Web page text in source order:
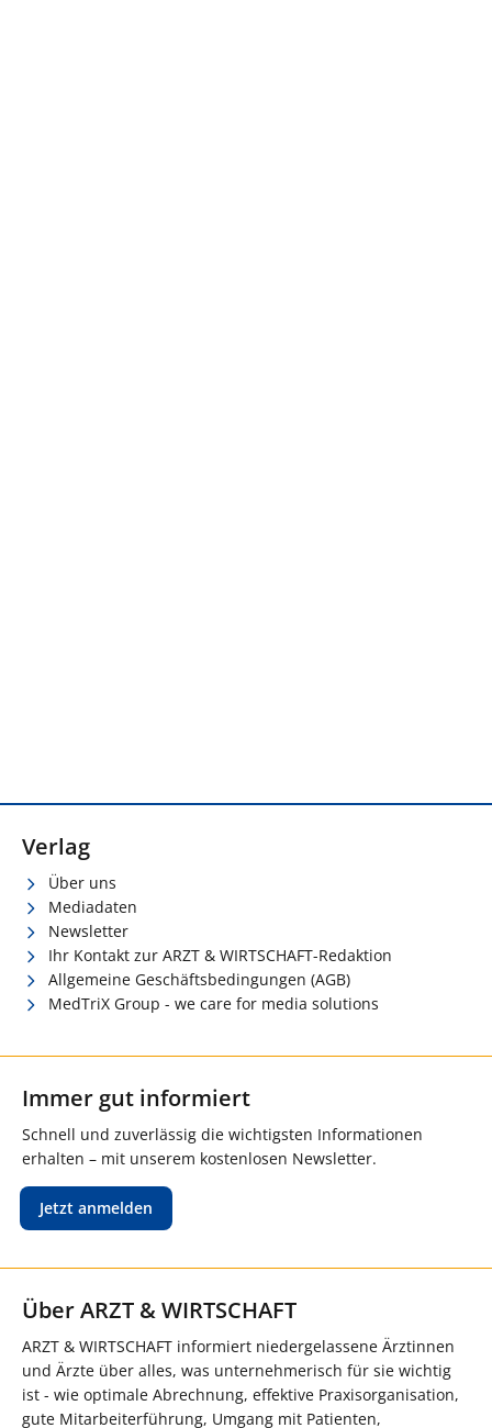
Verlag
Über uns
Mediadaten
Newsletter
Ihr Kontakt zur ARZT & WIRTSCHAFT-Redaktion
Allgemeine Geschäftsbedingungen (AGB)
MedTriX Group - we care for media solutions
Immer gut informiert
Schnell und zuverlässig die wichtigsten Informationen
erhalten – mit unserem kostenlosen Newsletter.
Jetzt anmelden
Über ARZT & WIRTSCHAFT
ARZT & WIRTSCHAFT informiert niedergelassene Ärztinnen
und Ärzte über alles, was unternehmerisch für sie wichtig
ist - wie optimale Abrechnung, effektive Praxisorganisation,
gute Mitarbeiterführung, Umgang mit Patienten,